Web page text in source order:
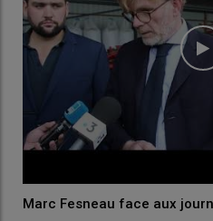
Marc Fesneau face aux